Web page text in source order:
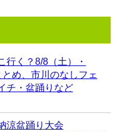
行く？8/8（土）・
め、市川のなしフェ
チ・盆踊りなど
涼盆踊り大会